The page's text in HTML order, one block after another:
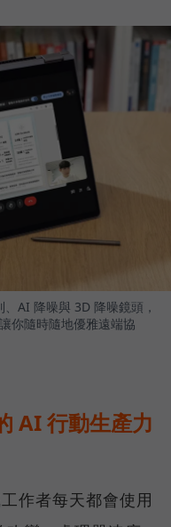
AI 降噪與 3D 降噪鏡頭，
你隨時隨地優雅遠端協
AI 行動生產力
作者每天都會使用